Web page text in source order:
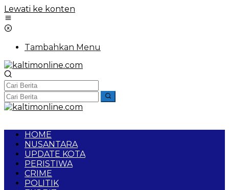
Lewati ke konten
Tambahkan Menu
HOME
NUSANTARA
UPDATE KOTA
PERISTIWA
CRIME
POLITIK